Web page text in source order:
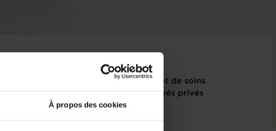
À propos des cookies
pour ouvriers du secteur d’aide et de soins
collective de travail pour employés privés
et du secteur social. (2770FMI)